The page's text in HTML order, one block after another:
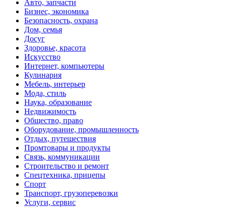
Авто, запчасти
Бизнес, экономика
Безопасность, охрана
Дом, семья
Досуг
Здоровье, красота
Искусство
Интернет, компьютеры
Кулинария
Мебель, интерьер
Мода, стиль
Наука, образование
Недвижимость
Общество, право
Оборудование, промышленность
Отдых, путешествия
Промтовары и продукты
Связь, коммуникации
Строительство и ремонт
Спецтехника, прицепы
Спорт
Транспорт, грузоперевозки
Услуги, сервис